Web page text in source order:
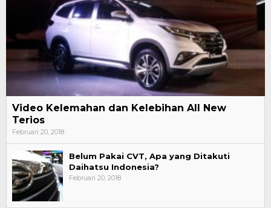
Video Kelemahan dan Kelebihan All New
Terios
Februari 20, 2018
Belum Pakai CVT, Apa yang Ditakuti
Daihatsu Indonesia?
Februari 20, 2018